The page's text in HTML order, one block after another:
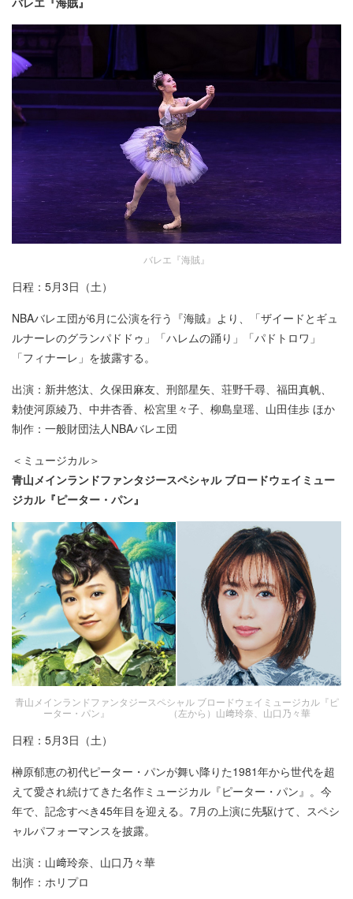
バレエ『海賊』
日程：5月3日（土）
NBAバレエ団が6月に公演を行う『海賊』より、「ザイードとギュ
ルナーレのグランパドドゥ」「ハレムの踊り」「パドトロワ」
「フィナーレ」を披露する。
出演：新井悠汰、久保田麻友、刑部星矢、荘野千尋、福田真帆、
勅使河原綾乃、中井杏香、松宮里々子、柳島皇瑶、山田佳歩 ほか
制作：一般財団法人NBAバレエ団
＜ミュージカル＞
青山メインランドファンタジースペシャル ブロードウェイミュー
ジカル『ピーター・パン』
青山メインランドファンタジースペシャル ブロードウェイミュージカル『ピ
ーター・パン』 （左から）山﨑玲奈、山口乃々華
日程：5月3日（土）
榊原郁恵の初代ピーター・パンが舞い降りた1981年から世代を超
えて愛され続けてきた名作ミュージカル『ピーター・パン』。今
年で、記念すべき45年目を迎える。7月の上演に先駆けて、スペシ
ャルパフォーマンスを披露。
出演：山﨑玲奈、山口乃々華
制作：ホリプロ